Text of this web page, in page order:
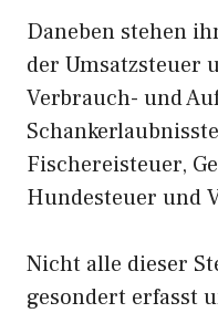
Daneben stehen
der Umsatzsteuer
Verbrauch- und
Fischereisteuer,
Hundesteuer und
Nicht alle dieser
gesondert erfasst